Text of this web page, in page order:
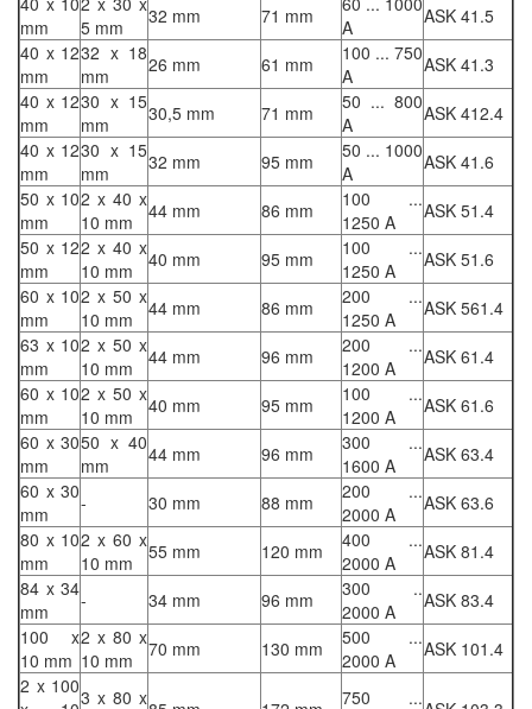
mm
5 mm
32 mm 71 mm
A
ASK 41.5
40 x 12
mm
32 x 18
mm
26 mm 61 mm
100 ... 750
A
ASK 41.3
40 x 12
mm
30 x 15
mm
30,5 mm 71 mm
50 ... 800
A
ASK 412.4
40 x 12
mm
30 x 15
mm
32 mm 95 mm
50 ... 1000
A
ASK 41.6
50 x 10
mm
2 x 40 x
10 mm
44 mm 86 mm
100 ...
1250 A
ASK 51.4
50 x 12
mm
2 x 40 x
10 mm
40 mm 95 mm
100 ...
1250 A
ASK 51.6
60 x 10
mm
2 x 50 x
10 mm
44 mm 86 mm
200 ...
1250 A
ASK 561.4
63 x 10
mm
2 x 50 x
10 mm
44 mm 96 mm
200 ...
1200 A
ASK 61.4
60 x 10
mm
2 x 50 x
10 mm
40 mm 95 mm
100 ...
1200 A
ASK 61.6
60 x 30
mm
50 x 40
mm
44 mm 96 mm
300 ...
1600 A
ASK 63.4
60 x 30
mm
- 30 mm 88 mm
200 ...
2000 A
ASK 63.6
80 x 10
mm
2 x 60 x
10 mm
55 mm 120 mm
400 ...
2000 A
ASK 81.4
84 x 34
mm
- 34 mm 96 mm
300 ..
2000 A
ASK 83.4
100 x
10 mm
2 x 80 x
10 mm
70 mm 130 mm
500 ...
2000 A
ASK 101.4
2 x 1003 x 80 x
750 ...